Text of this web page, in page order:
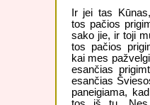
Ir jei tas
tos pačios
sako jie, ir toji
tos pačios
kai mes
esančias
esančias
paneigiama,